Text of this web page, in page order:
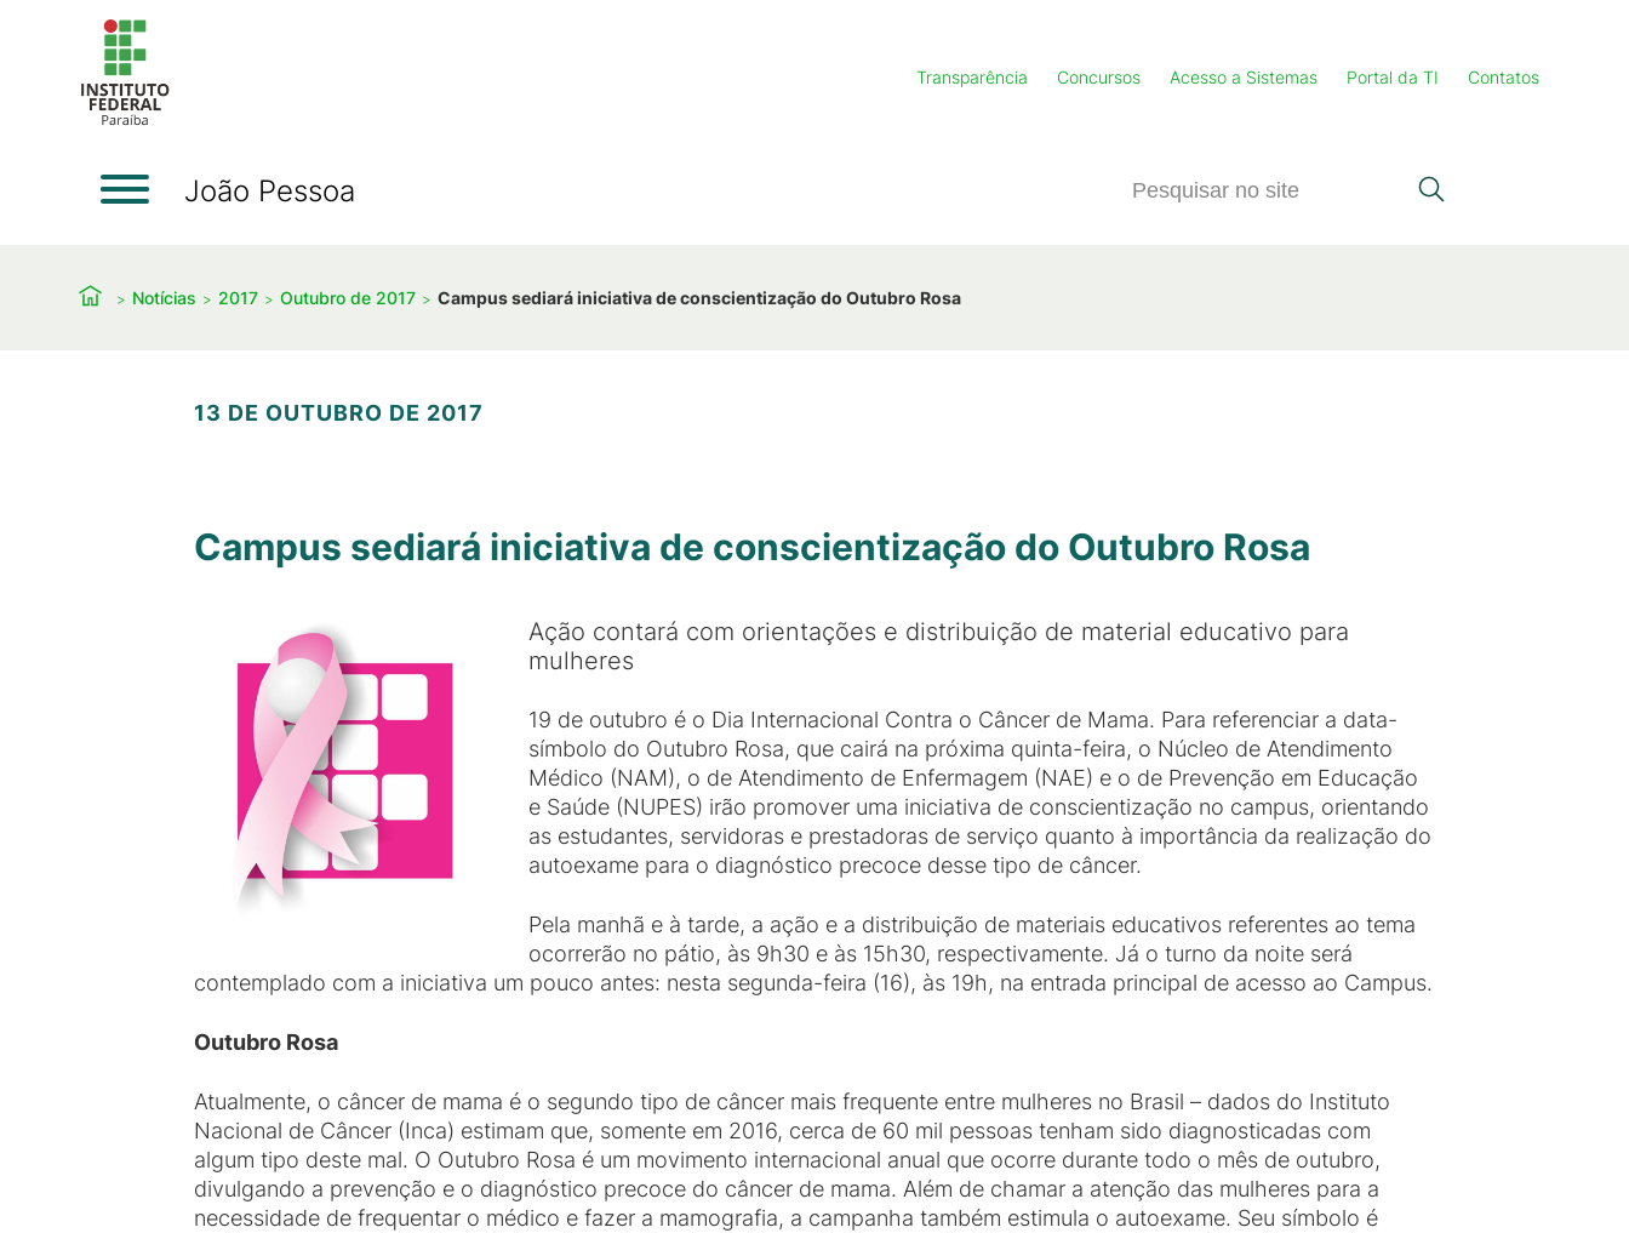
Transparência Concursos Acesso a Sistemas Portal da TI Contatos
João Pessoa
Notícias 2017 Outubro de 2017 Campus sediará iniciativa de conscientização do Outubro Rosa
13 DE OUTUBRO DE 2017
Campus sediará iniciativa de conscientização do Outubro Rosa
Ação contará com orientações e distribuição de material educativo para
mulheres
19 de outubro é o Dia Internacional Contra o Câncer de Mama. Para referenciar a data-
símbolo do Outubro Rosa, que cairá na próxima quinta-feira, o Núcleo de Atendimento
Médico (NAM), o de Atendimento de Enfermagem (NAE) e o de Prevenção em Educação
e Saúde (NUPES) irão promover uma iniciativa de conscientização no campus, orientando
as estudantes, servidoras e prestadoras de serviço quanto à importância da realização do
autoexame para o diagnóstico precoce desse tipo de câncer.
Pela manhã e à tarde, a ação e a distribuição de materiais educativos referentes ao tema
ocorrerão no pátio, às 9h30 e às 15h30, respectivamente. Já o turno da noite será
contemplado com a iniciativa um pouco antes: nesta segunda-feira (16), às 19h, na entrada principal de acesso ao Campus.
Outubro Rosa
Atualmente, o câncer de mama é o segundo tipo de câncer mais frequente entre mulheres no Brasil – dados do Instituto
Nacional de Câncer (Inca) estimam que, somente em 2016, cerca de 60 mil pessoas tenham sido diagnosticadas com
algum tipo deste mal. O Outubro Rosa é um movimento internacional anual que ocorre durante todo o mês de outubro,
divulgando a prevenção e o diagnóstico precoce do câncer de mama. Além de chamar a atenção das mulheres para a
necessidade de frequentar o médico e fazer a mamografia, a campanha também estimula o autoexame. Seu símbolo é